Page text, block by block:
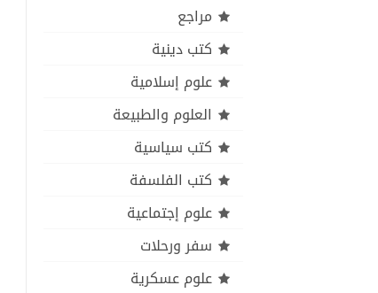
مراجع
كتب دينية
علوم إسلامية
العلوم والطبيعة
كتب سياسية
كتب الفلسفة
علوم إجتماعية
سفر ورحلات
علوم عسكرية